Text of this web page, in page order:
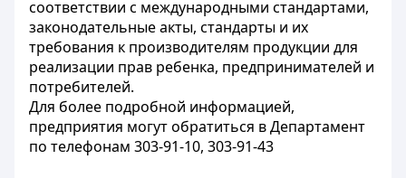
соответствии с международными стандартами,
законодательные акты, стандарты и их
требования к производителям продукции для
реализации прав ребенка, предпринимателей и
потребителей.
Для более подробной информацией,
предприятия могут обратиться в Департамент
по телефонам 303-91-10, 303-91-43